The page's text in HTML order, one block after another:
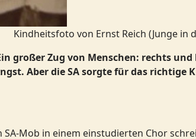
Kindheitsfoto von Ernst Reich (Junge in
großer Zug von Menschen: rechts
Aber die SA sorgte für das
Mob in einem einstudierten Chor